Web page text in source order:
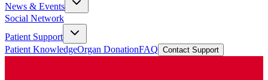
News & Events
Social Network
Patient Support
Patient KnowledgeOrgan DonationFAQ Contact Support